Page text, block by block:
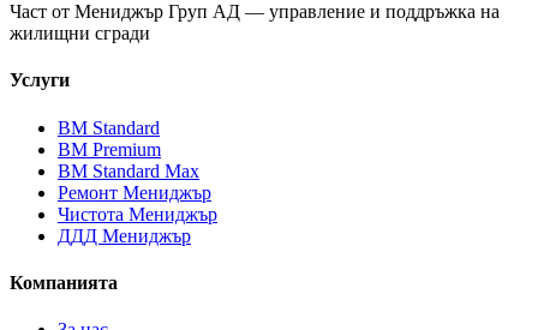
Част от Мениджър Груп АД — управление и поддръжка на
жилищни сгради
Услуги
ВМ Standard
ВМ Premium
ВМ Standard Max
Ремонт Мениджър
Чистота Мениджър
ДДД Мениджър
Компанията